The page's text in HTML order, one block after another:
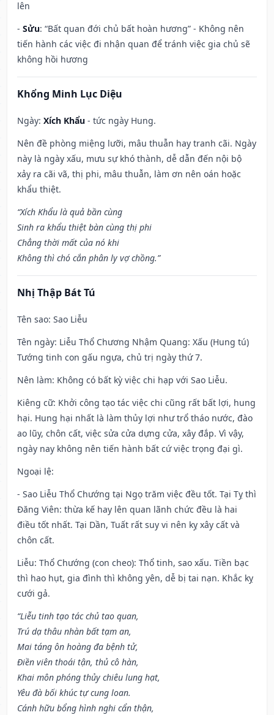
lên
- Sửu: “Bất quan đới chủ bất hoàn hương” - Không nên
tiến hành các việc đi nhận quan để tránh việc gia chủ sẽ
không hồi hương
Khổng Minh Lục Diệu
Ngày: Xích Khẩu - tức ngày Hung.
Nên đề phòng miệng lưỡi, mâu thuẫn hay tranh cãi. Ngày
này là ngày xấu, mưu sự khó thành, dễ dẫn đến nội bộ
xảy ra cãi vã, thị phi, mâu thuẫn, làm ơn nên oán hoặc
khẩu thiệt.
“Xích Khẩu là quả bần cùng
Sinh ra khẩu thiệt bàn cùng thị phi
Chẳng thời mất của nó khi
Không thì chó cắn phân ly vợ chồng.”
Nhị Thập Bát Tú
Tên sao: Sao Liễu
Tên ngày: Liễu Thổ Chương Nhậm Quang: Xấu (Hung tú)
Tướng tinh con gấu ngựa, chủ trị ngày thứ 7.
Nên làm: Không có bất kỳ việc chi hạp với Sao Liễu.
Kiêng cữ: Khởi công tạo tác việc chi cũng rất bất lợi, hung
hại. Hung hại nhất là làm thủy lợi như trổ tháo nước, đào
ao lũy, chôn cất, việc sửa cửa dựng cửa, xây đắp. Vì vậy,
ngày nay không nên tiến hành bất cứ việc trọng đại gì.
Ngoại lệ:
- Sao Liễu Thổ Chướng tại Ngọ trăm việc đều tốt. Tại Tỵ thì
Đăng Viên: thừa kế hay lên quan lãnh chức đều là hai
điều tốt nhất. Tại Dần, Tuất rất suy vi nên kỵ xây cất và
chôn cất.
Liễu: Thổ Chướng (con cheo): Thổ tinh, sao xấu. Tiền bạc
thì hao hụt, gia đình thì không yên, dễ bị tai nạn. Khắc kỵ
cưới gả.
“Liễu tinh tạo tác chủ tao quan,
Trú dạ thâu nhàn bất tạm an,
Mai táng ôn hoàng đa bệnh tử,
Điền viên thoái tận, thủ cô hàn,
Khai môn phóng thủy chiêu lung hạt,
Yêu đà bối khúc tự cung loan.
Cánh hữu bổng hình nghi cẩn thận,